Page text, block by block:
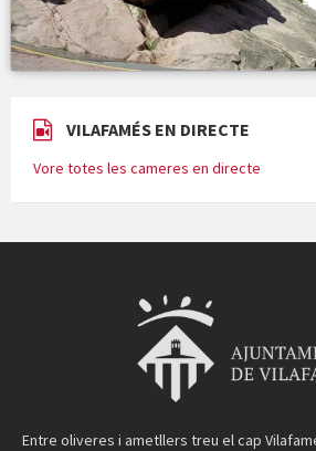
VILAFAMÉS EN DIRECTE
Vore totes les cameres en directe
Entre oliveres i ametllers treu el cap